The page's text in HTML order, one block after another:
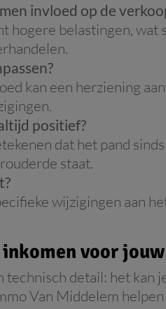
invloed op de
hogere belastingen, wat
kan een herziening
positief?
dat het pand
staat.
wijzigingen aan
voor
detail: het kan
Van Middelem